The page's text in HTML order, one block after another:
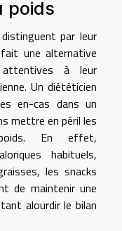
poids
par leur
une alternative
attentives à leur
Un diététicien
en-cas dans un
mettre en péril les
En effet,
habituels,
les snacks
de maintenir une
alourdir le bilan